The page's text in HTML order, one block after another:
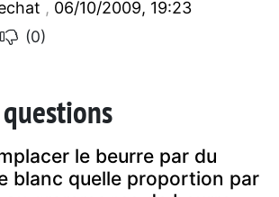
, 06/10/2009, 19:23
(0)
le beurre par du
blanc quelle proportion par